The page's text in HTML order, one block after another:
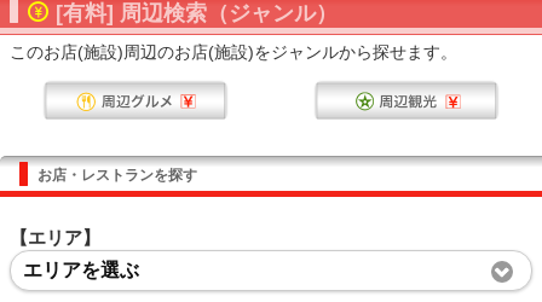
[有料] 周辺検索（ジャンル）
このお店(施設)周辺のお店(施設)をジャンルから探せます。
お店・レストランを探す
【エリア】
エリアを選ぶ